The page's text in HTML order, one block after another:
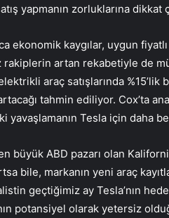
yapmanın zorluklarına dikkat
ekonomik kaygılar, uygun
rakiplerin artan rekabetiyle de
araç satışlarında %15’lik
tahmin ediliyor. Cox’ta
yavaşlamanın Tesla için daha
en büyük ABD pazarı olan
bile, markanın yeni araç
geçtiğimiz ay Tesla’nın
potansiyel olarak yetersiz